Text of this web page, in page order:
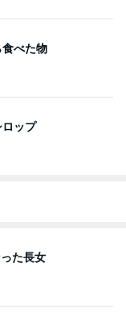
べた物
ップ
た長女